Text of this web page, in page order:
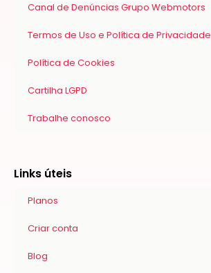
Canal de Denúncias Grupo Webmotors
Termos de Uso e Política de Privacidade
Política de Cookies
Cartilha LGPD
Trabalhe conosco
Links úteis
Planos
Criar conta
Blog